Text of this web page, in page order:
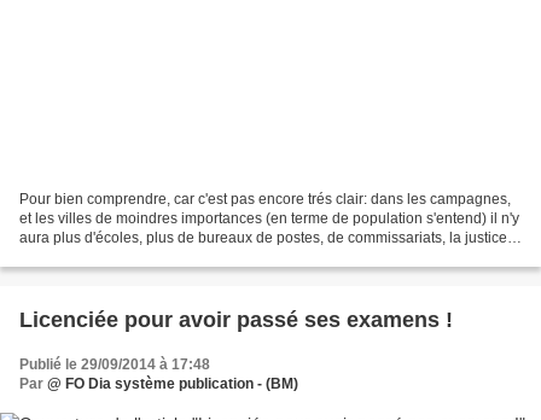
Pour bien comprendre, car c'est pas encore trés clair: dans les campagnes,
et les villes de moindres importances (en terme de population s'entend) il n'y
aura plus d'écoles, plus de bureaux de postes, de commissariats, la justice
Licenciée pour avoir passé ses examens !
Publié le 29/09/2014 à 17:48
Par @ FO Dia système publication - (BM)